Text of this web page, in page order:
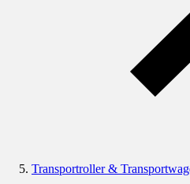
Transportroller &